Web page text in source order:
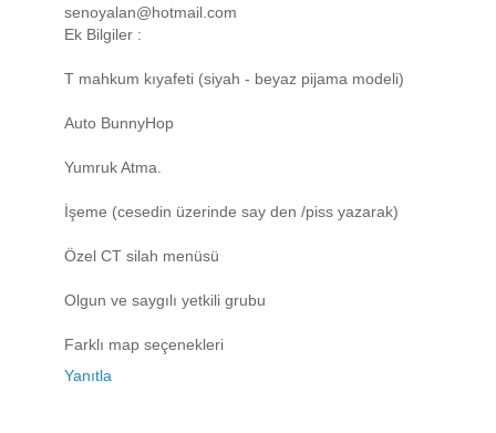
senoyalan@hotmail.com
Ek Bilgiler :
T mahkum kıyafeti (siyah - beyaz pijama modeli)
Auto BunnyHop
Yumruk Atma.
İşeme (cesedin üzerinde say den /piss yazarak)
Özel CT silah menüsü
Olgun ve saygılı yetkili grubu
Farklı map seçenekleri
Yanıtla